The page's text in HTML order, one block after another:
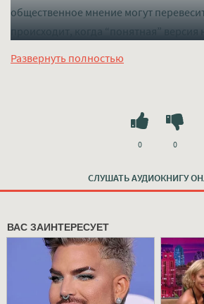
общественное мнение могут
происходит, когда “понятная” версия
Развернуть полностью
СЛУШАТЬ АУДИОКНИГУ
0 0